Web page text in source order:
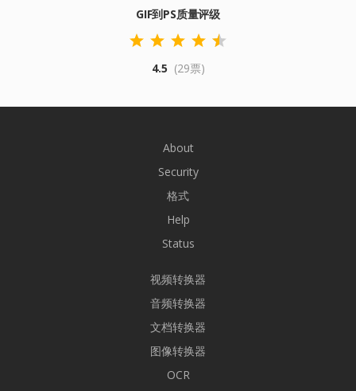
GIF到PS质量评级
4.5 (29票)
About
Security
格式
Help
Status
视频转换器
音频转换器
文档转换器
图像转换器
OCR